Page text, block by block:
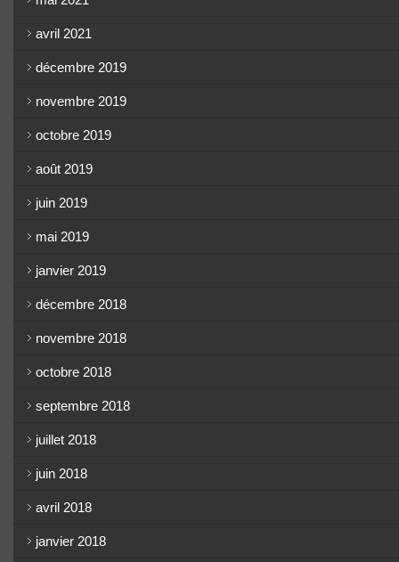
avril 2021
décembre 2019
novembre 2019
octobre 2019
août 2019
juin 2019
mai 2019
janvier 2019
décembre 2018
novembre 2018
octobre 2018
septembre 2018
juillet 2018
juin 2018
avril 2018
janvier 2018